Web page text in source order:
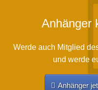
Anhänger
Werde auch Mitglied
und werde
Anhänger